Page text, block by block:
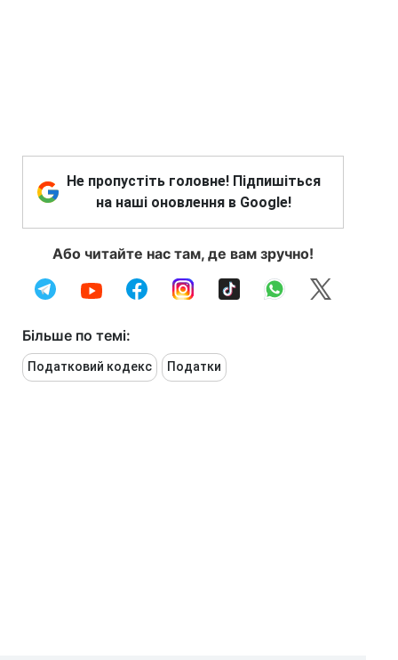
Не пропустіть головне! Підпишіться
на наші оновлення в Google!
Або читайте нас там, де вам зручно!
Більше по темі:
Податковий кодекс Податки